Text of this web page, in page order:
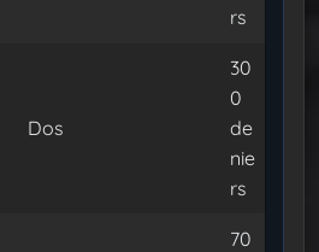
rs
Dos
30
0
de
nie
rs
70